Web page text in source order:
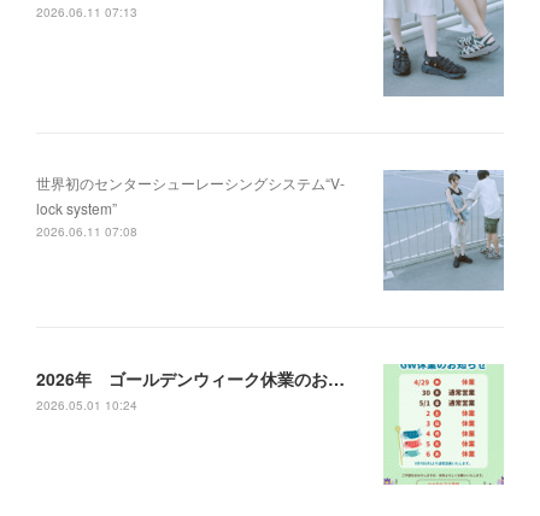
2026.06.11 07:13
世界初のセンターシューレーシングシステム“V-
lock system”
2026.06.11 07:08
2026年 ゴールデンウィーク休業のお知らせ
2026.05.01 10:24